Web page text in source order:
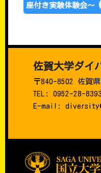
座付き実験体験会～
佐賀大学ダイ
〒840-8502 佐賀
TEL: 0952-28-
E-mail: